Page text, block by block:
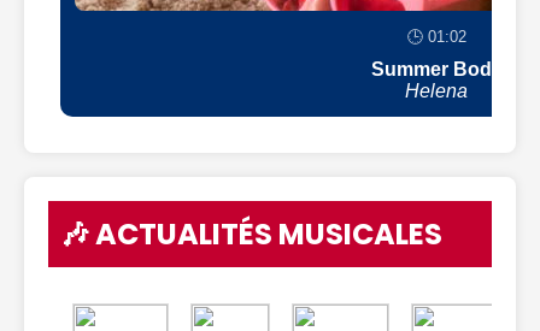
🕒 01:02
Summer Body
Helena
🎶 ACTUALITÉS MUSICALES